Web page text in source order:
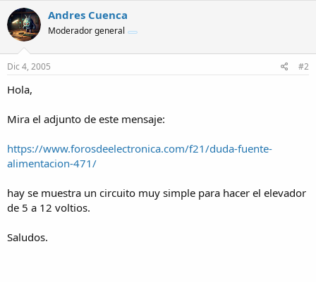
Andres Cuenca
Moderador general
Dic 4, 2005 #2
Hola,
Mira el adjunto de este mensaje:
https://www.forosdeelectronica.com/f21/duda-fuente-
alimentacion-471/
hay se muestra un circuito muy simple para hacer el elevador
de 5 a 12 voltios.
Saludos.